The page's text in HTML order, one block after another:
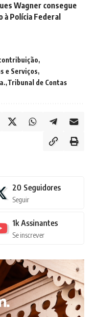
Wagner consegue
Polícia Federal
e Serviços
Tribunal de Contas
20 Seguidores
Seguir
1k Assinantes
Se inscrever